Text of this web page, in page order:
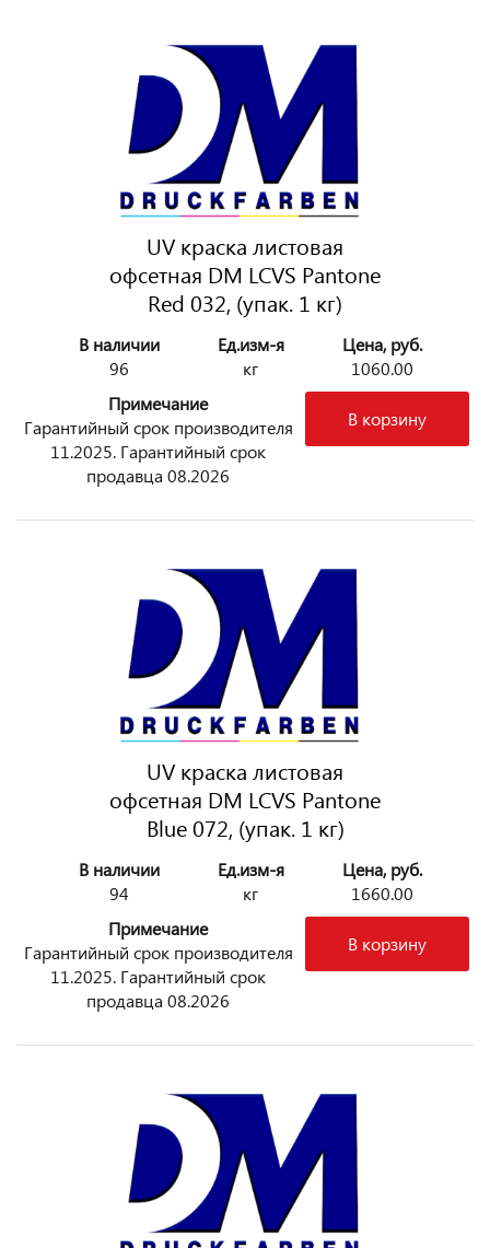
UV краска листовая
офсетная DM LCVS Pantone
Red 032, (упак. 1 кг)
В наличии
96
Ед.изм-я
кг
Цена, руб.
1060.00
Примечание
Гарантийный срок производителя
11.2025. Гарантийный срок
продавца 08.2026
В корзину
UV краска листовая
офсетная DM LCVS Pantone
Blue 072, (упак. 1 кг)
В наличии
94
Ед.изм-я
кг
Цена, руб.
1660.00
Примечание
Гарантийный срок производителя
11.2025. Гарантийный срок
продавца 08.2026
В корзину